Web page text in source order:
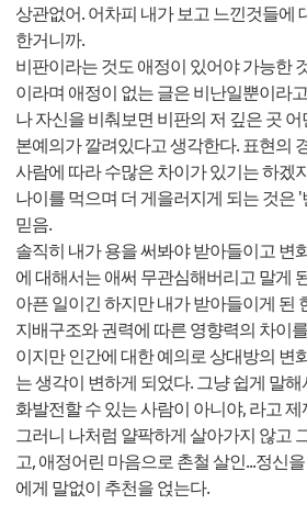
상관없어. 어차피 내가 보고 느낀것들에
한거니까.
비판이라는 것도 애정이 있어야 가능한
이라며 애정이 없는 글은 비난일뿐이라
나 자신을 비춰보면 비판의 저 깊은 곳
본예의가 깔려있다고 생각한다. 표현의
사람에 따라 수많은 차이가 있기는 하겠
나이를 먹으며 더 게을러지게 되는 것은
믿음.
솔직히 내가 용을 써봐야 받아들이고 변
에 대해서는 애써 무관심해버리고 말게
아픈 일이긴 하지만 내가 받아들이게 된
지배구조와 권력에 따른 영향력의 차이
이지만 인간에 대한 예의로 상대방의 변
는 생각이 변하게 되었다. 그냥 쉽게 말
화발전할 수 있는 사람이 아니야, 라고
그러니 나처럼 얄팍하게 살아가지 않고
고, 애정어린 마음으로 촌철 살인...정신
에게 말없이 추천을 얹는다.